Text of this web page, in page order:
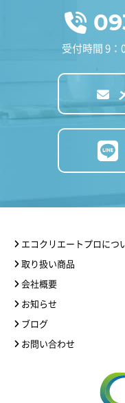
受付時間 9：
エコクリエートプロにつ
取り扱い商品
会社概要
お知らせ
ブログ
お問い合わせ